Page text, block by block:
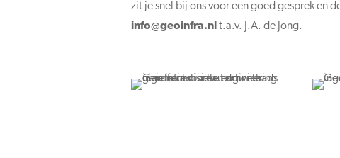
zit je snel bij ons voor een goed gesprek en
ln.arfnioeg
@ofni t.a.v. J.A. de Jong.